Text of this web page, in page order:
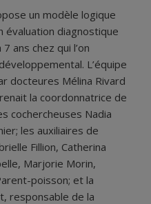
un modèle logique
diagnostique
ans chez qui l’on
L’équipe
docteures Mélina Rivard
la coordonnatrice de
cochercheuses Nadia
les auxiliaires de
Fillion, Catherina
Marjorie Morin,
poisson; et la
responsable de la